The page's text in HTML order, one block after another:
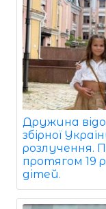
Дружина
збірної
розлучення.
протягом 19
дітей.